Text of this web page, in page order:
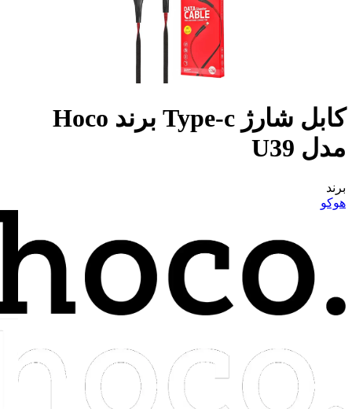
کابل شارژ Type-c برند Hoco
مدل U39
برند
هوکو